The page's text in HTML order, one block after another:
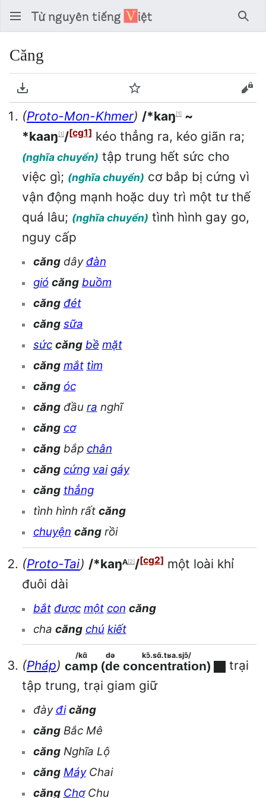
Tìm
Căng
Tải về PDF Theo dõi
(Proto-Mon-Khmer) /*kaŋ [1]~
*kaaŋ [1]/[cg1] kéo thẳng ra, kéo giãn ra;
(nghĩa chuyển) tập trung hết sức cho
việc gì; (nghĩa chuyển) cơ bắp bị cứng vì
vận động mạnh hoặc duy trì một tư thế
quá lâu; (nghĩa chuyển) tình hình gay go,
nguy cấp
căngdây đàn
gió căng buồm
căng đét
căng sữa
sức căng bề mặt
căng mắt tìm
căng óc
căngđầu ra nghĩ
căng cơ
căngbắp chân
căng cứng vai gáy
căng thẳng
tình hình rất căng
chuyện căngrồi
(Proto-Tai) /*kaŋᴬ [2]/[cg2] một loài khỉ
đuôi dài
bắt được một con căng
cha căng chú kiết
(Pháp) camp
/kɑ̃
(de
də
concentration)
kɔ̃.sɑ̃.tʁa.sjɔ̃/
trại
tập trung, trại giam giữ
đày đi căng
căngBắc Mê
căngNghĩa Lộ
căng MáyChai
căng ChợChu